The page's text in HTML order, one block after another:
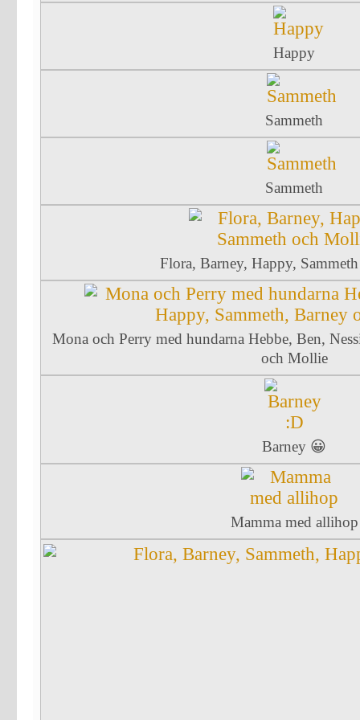
Happy
Sammeth
Sammeth
Flora, Barney, Happy,
Mona och Perry med hundarna Hebbe, Ben,
och Mollie
Barney 😀
Mamma med allihop